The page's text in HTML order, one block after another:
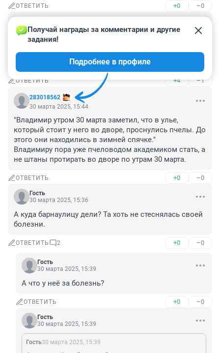
ОТВЕТИТЬ +0 –0
30 марта 2025, 15:46
Да все уже увидели признаки весны. Грязи до колен
и пыль столбом. Здоровья всем аллергикам и
астматикам, гипотоникам и наоборот.
ОТВЕТИТЬ +4 –1
283018562
Получай награды за комментарии и другие
задания!
Подробнее в профиле
30 марта 2025, 15:44
"Владимир утром 30 марта заметил, что в улье,
который стоит у него во дворе, проснулись пчелы. До
этого они находились в зимней спячке."
Владимиру пора уже пчеловодом академиком стать, а
не штаны протирать во дворе по утрам 30 марта.
ОТВЕТИТЬ +0 –0
Гость
30 марта 2025, 15:36
А куда барнаулицу дели? Та хоть не стеснялась своей
болезни.
ОТВЕТИТЬ 2 +0 –0
Гость
30 марта 2025, 15:39
А что у неё за болезнь?
ОТВЕТИТЬ +0 –0
Гость
30 марта 2025, 15:39
Гость30 марта 2025, 15:39